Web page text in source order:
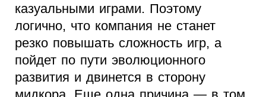
казуальными играми. Поэтому
логично, что компания не станет
резко повышать сложность игр, а
пойдет по пути эволюционного
развития и двинется в сторону